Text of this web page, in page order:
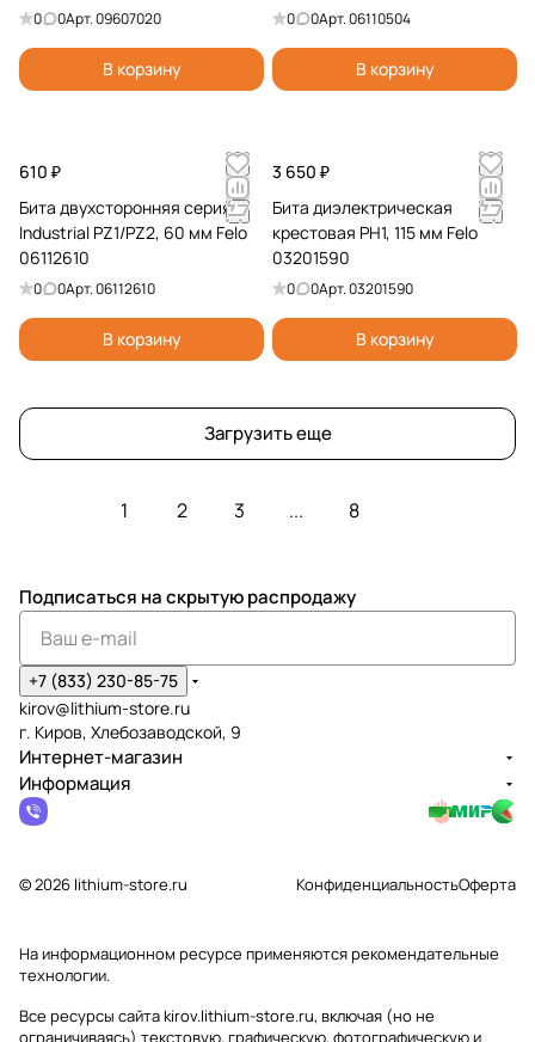
0 0Арт.09607020
В корзину
0 0Арт.06110504
В корзину
610 ₽
Бита двухсторонняя серия
Industrial PZ1/PZ2, 60 мм Felo
06112610
0 0Арт.06112610
В корзину
3 650 ₽
Бита диэлектрическая
крестовая PH1, 115 мм Felo
03201590
0 0Арт.03201590
В корзину
Загрузить еще
1 2 3 ... 8
Подписаться на скрытую распродажу
+7 (833) 230-85-75
kirov@lithium-store.ru
г. Киров, Хлебозаводской, 9
Интернет-магазин
Информация
© 2026 lithium-store.ru КонфиденциальностьОферта
На информационном ресурсе применяютсярекомендательные
технологии.
Все ресурсы сайта kirov.lithium-store.ru, включая (но не
ограничиваясь) текстовую, графическую, фотографическую и